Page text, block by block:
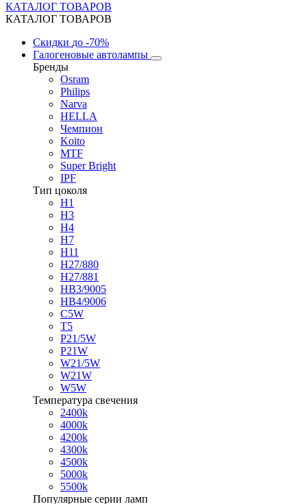
КАТАЛОГ ТОВАРОВ
КАТАЛОГ ТОВАРОВ
Скидки до -70%
Галогеновые автолампы
Бренды
Osram
Philips
Narva
HELLA
Чемпион
Koito
MTF
Super Bright
IPF
Тип цоколя
H1
H3
H4
H7
H11
H27/880
H27/881
HB3/9005
HB4/9006
C5W
T5
P21/5W
P21W
W21/5W
W21W
W5W
Температура свечения
2400k
4000k
4200k
4300k
4500k
5000k
5500k
Популярные серии ламп